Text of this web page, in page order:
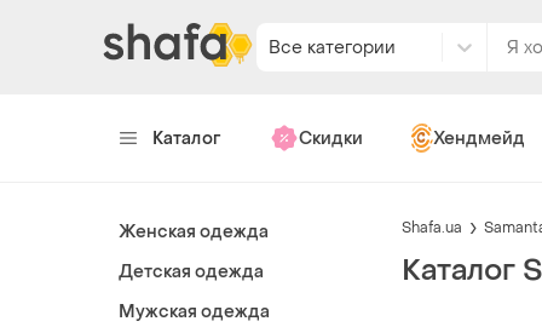
Все категории
Каталог Скидки Хендмейд
Shafa.ua
Каталог
Женская одежда
Детская одежда
Мужская одежда